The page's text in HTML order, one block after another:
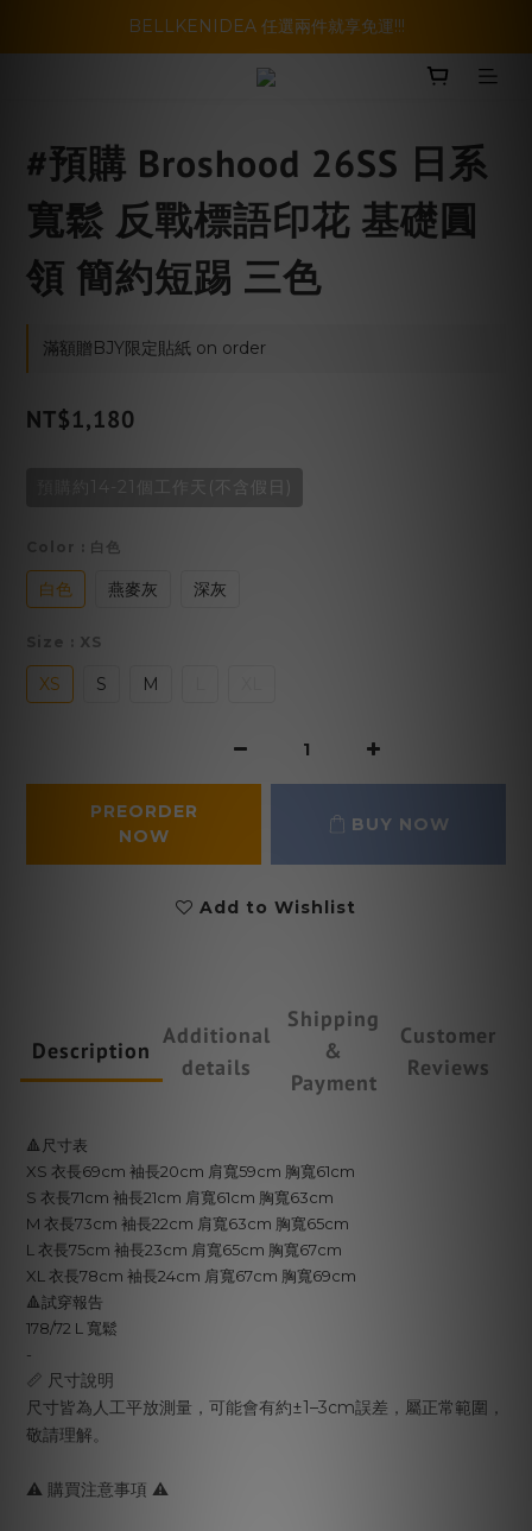
暑假活動登場!! SBG套裝超級優惠價，兩套以上再享免運哦!!
BELLKENIDEA 任選兩件就享免運!!!
暑假活動登場!! SBG套裝超級優惠價，兩套以上再享免運哦!!
#預購 Broshood 26SS 日系
寬鬆 反戰標語印花 基礎圓
領 簡約短踢 三色
滿額贈BJY限定貼紙 on order
NT$1,180
預購約14-21個工作天(不含假日)
: 白色
白色 燕麥灰 深灰
Size : XS
XS S M
PREORDER
NOW
BUY NOW
Add to Wishlist
Description
Additional
details
Shipping
&
Payment
Customer
Reviews
🔺尺寸表
XS 衣長69cm 袖長20cm 肩寬59cm 胸寬61cm
S 衣長71cm 袖長21cm 肩寬61cm 胸寬63cm
M 衣長73cm 袖長22cm 肩寬63cm 胸寬65cm
L 衣長75cm 袖長23cm 肩寬65cm 胸寬67cm
XL 衣長78cm 袖長24cm 肩寬67cm 胸寬69cm
🔺試穿報告
178/72 L 寬鬆
-
📏 尺寸說明
尺寸皆為人工平放測量，可能會有約±1–3cm誤差，屬正常範圍，
敬請理解。
⚠️ 購買注意事項 ⚠️